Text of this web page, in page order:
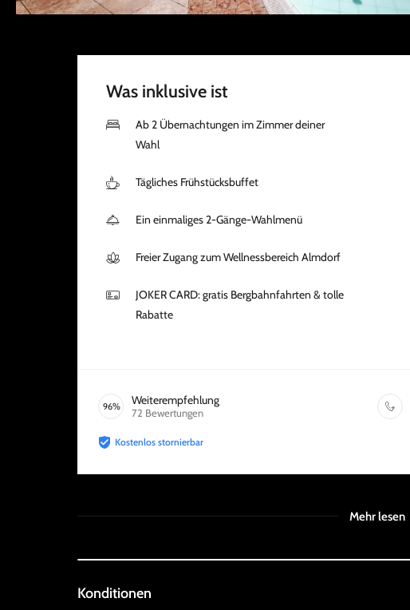
Was inklusive ist
Ab 2 Übernachtungen im Zimmer deiner
Wahl
Tägliches Frühstücksbuffet
Ein einmaliges 2-Gänge-Wahlmenü
Freier Zugang zum Wellnessbereich Almdorf
JOKER CARD: gratis Bergbahnfahrten & tolle
Rabatte
96% Weiterempfehlung
72 Bewertungen
Kostenlos stornierbar
Mehr lesen
Konditionen